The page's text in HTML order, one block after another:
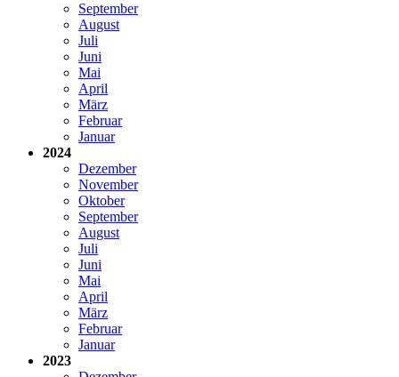
September
August
Juli
Juni
Mai
April
März
Februar
Januar
2024
Dezember
November
Oktober
September
August
Juli
Juni
Mai
April
März
Februar
Januar
2023